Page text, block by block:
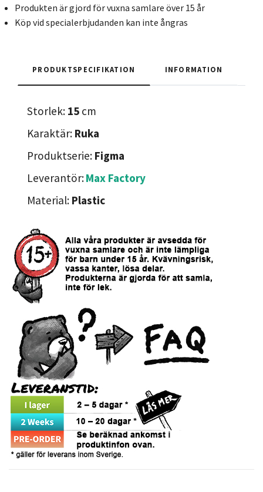
Produkten är gjord för vuxna samlare över 15 år
Köp vid specialerbjudanden kan inte ångras
PRODUKTSPECIFIKATION INFORMATION
Storlek: 15 cm
Karaktär: Ruka
Produktserie: Figma
Leverantör:Max Factory
Material: Plastic